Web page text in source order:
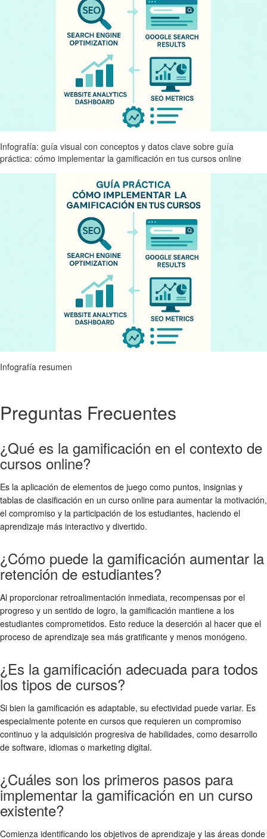
Infografía: guía visual con conceptos y datos clave sobre guía
práctica: cómo implementar la gamificación en tus cursos online
Infografía resumen
Preguntas Frecuentes
¿Qué es la gamificación en el contexto de
cursos online?
Es la aplicación de elementos de juego como puntos, insignias y
tablas de clasificación en un curso online para aumentar la motivación,
el compromiso y la participación de los estudiantes, haciendo el
aprendizaje más interactivo y divertido.
¿Cómo puede la gamificación aumentar la
retención de estudiantes?
Al proporcionar retroalimentación inmediata, recompensas por el
progreso y un sentido de logro, la gamificación mantiene a los
estudiantes comprometidos. Esto reduce la deserción al hacer que el
proceso de aprendizaje sea más gratificante y menos monógeno.
¿Es la gamificación adecuada para todos
los tipos de cursos?
Si bien la gamificación es adaptable, su efectividad puede variar. Es
especialmente potente en cursos que requieren un compromiso
continuo y la adquisición progresiva de habilidades, como desarrollo
de software, idiomas o marketing digital.
¿Cuáles son los primeros pasos para
implementar la gamificación en un curso
existente?
Comienza identificando los objetivos de aprendizaje y las áreas donde